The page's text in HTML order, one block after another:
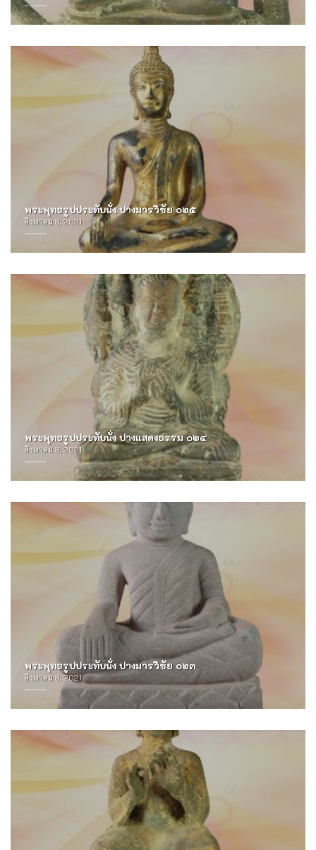
พระพุทธรูปประทับนั่ง ปางมารวิชัย ๐๒๕
สิงหาคม 8, 2021
พระพุทธรูปประทับนั่ง ปางแสดงธรรม ๐๒๔
สิงหาคม 8, 2021
พระพุทธรูปประทับนั่ง ปางมารวิชัย ๐๒๓
สิงหาคม 8, 2021